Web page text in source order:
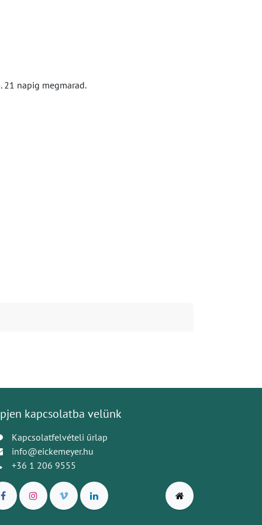
21 napig megmarad.
kapcsolatba velünk
Kapcsolatfelvételi űrlap
info@eickemeyer.hu
+36 1 206 9555